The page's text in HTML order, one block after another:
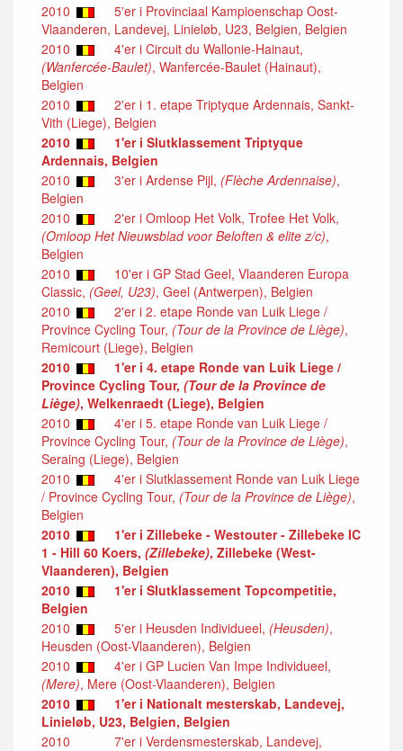
2010
5'er i Provinciaal Kampioenschap Oost-
Vlaanderen, Landevej, Linieløb, U23, Belgien, Belgien
2010
4'er i Circuit du Wallonie-Hainaut,
(Wanfercée-Baulet), Wanfercée-Baulet (Hainaut),
Belgien
2010
2'er i 1. etape Triptyque Ardennais, Sankt-
Vith (Liege), Belgien
2010
1'er i Slutklassement Triptyque
Ardennais, Belgien
2010
3'er i Ardense Pijl, (Flèche Ardennaise),
Belgien
2010
2'er i Omloop Het Volk, Trofee Het Volk,
(Omloop Het Nieuwsblad voor Beloften & elite z/c),
Belgien
2010
10'er i GP Stad Geel, Vlaanderen Europa
Classic, (Geel, U23), Geel (Antwerpen), Belgien
2010
2'er i 2. etape Ronde van Luik Liege /
Province Cycling Tour, (Tour de la Province de Liège),
Remicourt (Liege), Belgien
2010
1'er i 4. etape Ronde van Luik Liege /
Province Cycling Tour, (Tour de la Province de
Liège), Welkenraedt (Liege), Belgien
2010
4'er i 5. etape Ronde van Luik Liege /
Province Cycling Tour, (Tour de la Province de Liège),
Seraing (Liege), Belgien
2010
4'er i Slutklassement Ronde van Luik Liege
/ Province Cycling Tour, (Tour de la Province de Liège),
Belgien
2010
1'er i Zillebeke - Westouter - Zillebeke IC
1 - Hill 60 Koers, (Zillebeke), Zillebeke (West-
Vlaanderen), Belgien
2010
1'er i Slutklassement Topcompetitie,
Belgien
2010
5'er i Heusden Individueel, (Heusden),
Heusden (Oost-Vlaanderen), Belgien
2010
4'er i GP Lucien Van Impe Individueel,
(Mere), Mere (Oost-Vlaanderen), Belgien
2010
1'er i Nationalt mesterskab, Landevej,
Linieløb, U23, Belgien, Belgien
2010
7'er i Verdensmesterskab, Landevej,